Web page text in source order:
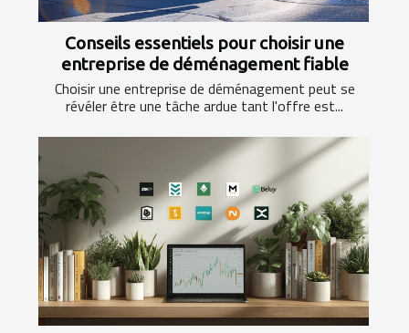
Conseils essentiels pour choisir une
entreprise de déménagement fiable
Choisir une entreprise de déménagement peut se
révéler être une tâche ardue tant l'offre est...